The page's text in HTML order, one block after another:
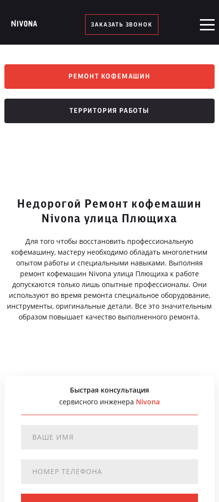
ЗАКАЗАТЬ ЗВОНОК
РЕМОНТ КОФЕМАШИН
ТЕРРИТОРИЯ РАБОТЫ
Недорогой Ремонт кофемашин
Nivona улица Плющиха
Для того чтобы восстановить профессиональную
кофемашину, мастеру необходимо обладать многолетним
опытом работы и специальными навыками. Выполняя
ремонт кофемашин Nivona улица Плющиха к работе
допускаются только лишь опытные профессионалы. Они
используют во время ремонта специальное оборудование,
инструменты, оригинальные детали. Все это значительным
образом повышает качество выполненного ремонта.
Быстрая консультация
сервисного инженера Nivona